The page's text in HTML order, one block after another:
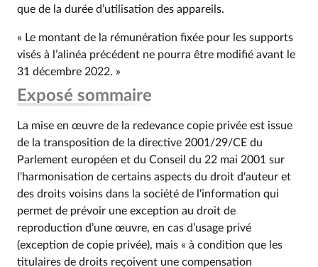
que de la durée d’utilisation des appareils.
« Le montant de la rémunération fixée pour les supports
visés à l’alinéa précédent ne pourra être modifié avant le
31 décembre 2022. »
Exposé sommaire
La mise en œuvre de la redevance copie privée est issue
de la transposition de la directive 2001/29/CE du
Parlement européen et du Conseil du 22 mai 2001 sur
l'harmonisation de certains aspects du droit d'auteur et
des droits voisins dans la société de l'information qui
permet de prévoir une exception au droit de
reproduction d’une œuvre, en cas d’usage privé
(exception de copie privée), mais « à condition que les
titulaires de droits reçoivent une compensation